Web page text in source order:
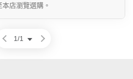
店瀏覽選購。
1/1